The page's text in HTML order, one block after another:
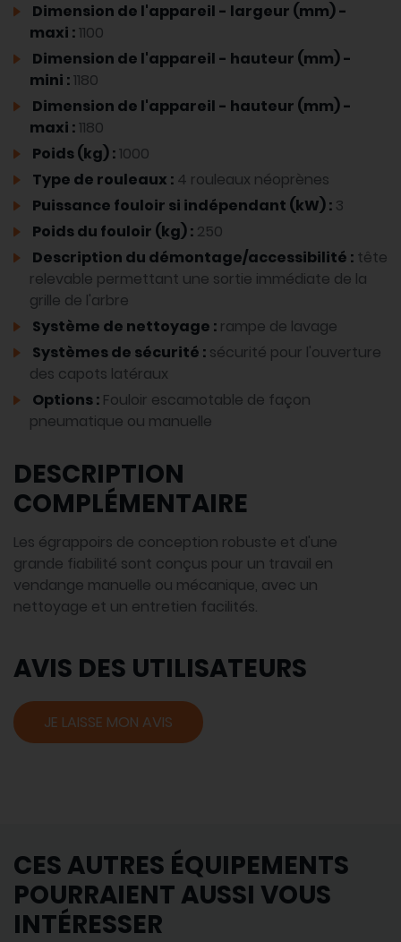
Dimension de l'appareil - largeur (mm) -
maxi :1100
Dimension de l'appareil - hauteur (mm) -
mini :1180
Dimension de l'appareil - hauteur (mm) -
maxi :1180
Poids (kg) :1000
Type de rouleaux : 4 rouleaux néoprènes
Puissance fouloir si indépendant (kW) : 3
Poids du fouloir (kg) : 250
Description du démontage/accessibilité : tête
relevable permettant une sortie immédiate de la
grille de l'arbre
Système de nettoyage : rampe de lavage
Systèmes de sécurité : sécurité pour l'ouverture
des capots latéraux
Options : Fouloir escamotable de façon
pneumatique ou manuelle
DESCRIPTION
COMPLÉMENTAIRE
Les égrappoirs de conception robuste et d'une
grande fiabilité sont conçus pour un travail en
vendange manuelle ou mécanique, avec un
nettoyage et un entretien facilités.
AVIS DES UTILISATEURS
JE LAISSE MON AVIS
CES AUTRES ÉQUIPEMENTS
POURRAIENT AUSSI VOUS
INTÉRESSER